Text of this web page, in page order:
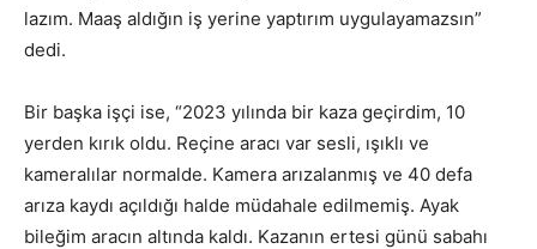
lazım. Maaş aldığın iş yerine yaptırım uygulayamazsın”
dedi.
Bir başka işçi ise, “2023 yılında bir kaza geçirdim, 10
yerden kırık oldu. Reçine aracı var sesli, ışıklı ve
kameralılar normalde. Kamera arızalanmış ve 40 defa
arıza kaydı açıldığı halde müdahale edilmemiş. Ayak
bileğim aracın altında kaldı. Kazanın ertesi günü sabahı